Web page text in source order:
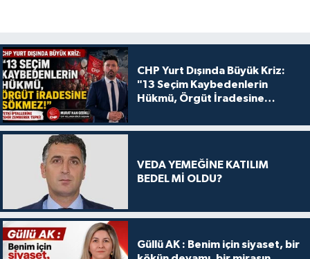
CHP Yurt Dışında Büyük Kriz:
"13 Seçim Kaybedenlerin
Hükmü, Örgüt İradesine
VEDA YEMEĞİNE KATILIM
BEDEL Mİ OLDU?
Güllü AK : Benim için siyaset, bir